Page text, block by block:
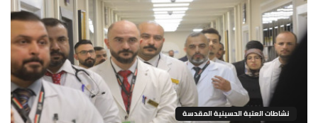
نشاطات العتبة الحسينية المقدسة